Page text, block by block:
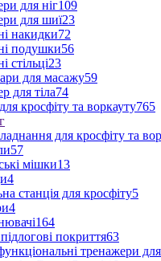
для ніг109
для шиї23
накидки72
подушки56
стільці23
для масажу59
для тіла74
кросфіту та воркауту765
для кросфіту та
57
мішки13
4
станція для кросфіту5
4
164
покриття63
тренажери для